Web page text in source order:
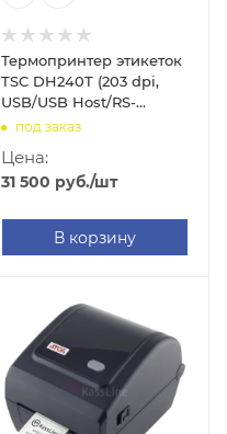
Термопринтер этикеток
TSC DH240T (203 dpi,
USB/USB Host/RS-
232/Ethernet, арт.
под заказ
Цена:
31 500 руб./шт
В корзину